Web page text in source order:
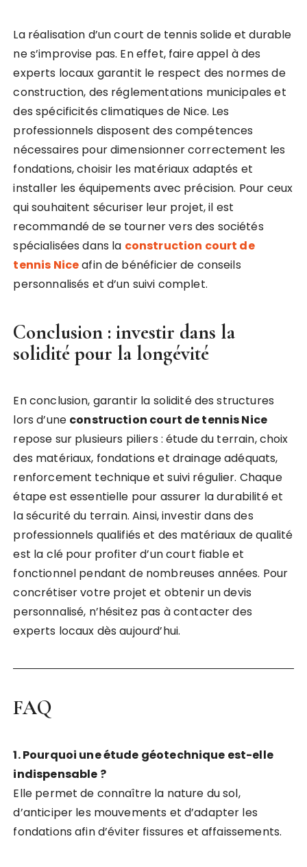
La réalisation d’un court de tennis solide et durable
ne s’improvise pas. En effet, faire appel à des
experts locaux garantit le respect des normes de
construction, des réglementations municipales et
des spécificités climatiques de Nice. Les
professionnels disposent des compétences
nécessaires pour dimensionner correctement les
fondations, choisir les matériaux adaptés et
installer les équipements avec précision. Pour ceux
qui souhaitent sécuriser leur projet, il est
recommandé de se tourner vers des sociétés
spécialisées dans la construction court de
tennis Niceafin de bénéficier de conseils
personnalisés et d’un suivi complet.
Conclusion : investir dans la
solidité pour la longévité
En conclusion, garantir la solidité des structures
lors d’une construction court de tennis Nice
repose sur plusieurs piliers : étude du terrain, choix
des matériaux, fondations et drainage adéquats,
renforcement technique et suivi régulier. Chaque
étape est essentielle pour assurer la durabilité et
la sécurité du terrain. Ainsi, investir dans des
professionnels qualifiés et des matériaux de qualité
est la clé pour profiter d’un court fiable et
fonctionnel pendant de nombreuses années. Pour
concrétiser votre projet et obtenir un devis
personnalisé, n’hésitez pas à contacter des
experts locaux dès aujourd’hui.
FAQ
1. Pourquoi une étude géotechnique est-elle
indispensable ?
Elle permet de connaître la nature du sol,
d’anticiper les mouvements et d’adapter les
fondations afin d’éviter fissures et affaissements.